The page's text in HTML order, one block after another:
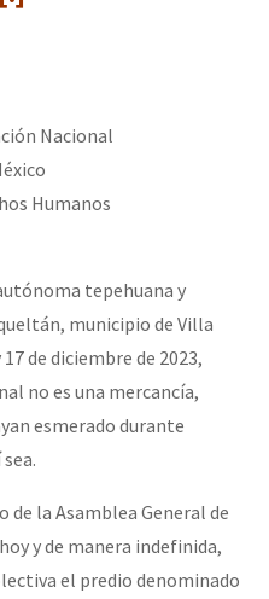
Nacional
Humanos
tepehuana y
municipio de Villa
de diciembre de 2023,
no es una mercancía,
esmerado durante
de la Asamblea General de
y de manera indefinida,
el predio denominado